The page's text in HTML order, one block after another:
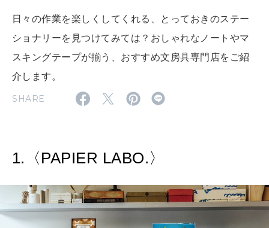
WORK&MONEY
いい人生って？
特集
2026年8月号『お茶の時間です。』
2026年6月号「大銀座 トレンドが生まれる 新しい一流店へ。」
日々の作業を楽しくしてくれる、とっておきのステー
ショナリーを見つけてみては？おしゃれなノートやマ
スキングテープが揃う、おすすめ文房具専門店をご紹
介します。
SHARE
1.〈PAPIER LABO.〉